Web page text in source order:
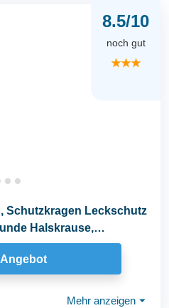
8.5/10
noch gut
★★★
Schutzkragen Leckschutz
Halskrause,
Mehr anzeigen ⏷